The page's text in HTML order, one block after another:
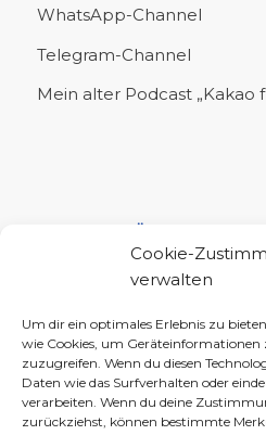
Cookie-
verwalten
Um dir ein optimales Erlebnis zu
wie Cookies, um Geräteinformationen
zuzugreifen. Wenn du diesen
Daten wie das Surfverhalten oder
verarbeiten. Wenn du deine
zurückziehst, können bestimmte
WhatsApp-Channel
Telegram-Channel
Mein alter Podcast „Kakao